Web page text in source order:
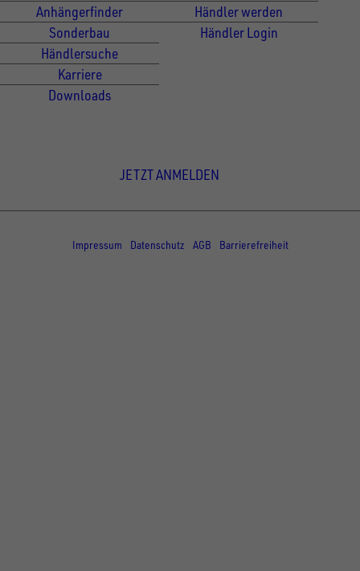
Anhängerfinder
Sonderbau
Händlersuche
Karriere
Downloads
Händler werden
Händler Login
JETZT ANMELDEN
Impressum
Datenschutz AGB Barrierefreiheit